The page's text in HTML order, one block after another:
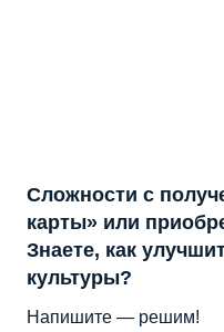
Сложности с
карты» или
Знаете, как
культуры?
Напишите — решим!